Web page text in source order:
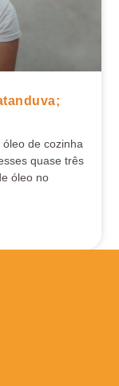
de cozinha
quase três
óleo no